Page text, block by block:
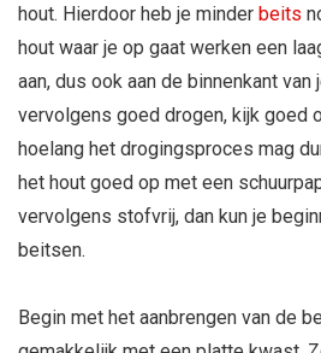
hout. Hierdoor heb je minder beits
hout waar je op gaat werken een
aan, dus ook aan de binnenkant van
vervolgens goed drogen, kijk goed
hoelang het drogingsproces mag
het hout goed op met een
vervolgens stofvrij, dan kun je
beitsen.
Begin met het aanbrengen van de